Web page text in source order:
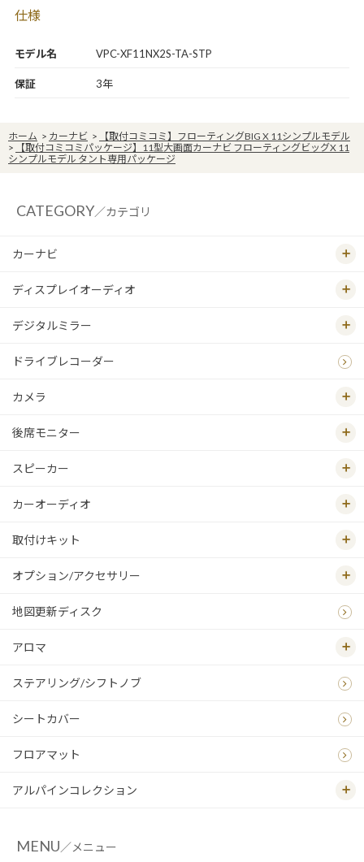
モデル名 VPC-XF11NX2S-TA-STP
仕様
保証 3年
ホーム > カーナビ >
【取付コミコミ】フローティングBIG X 11シンプルモデル
>
【取付コミコミパッケージ】11型大画面カーナビ フローティングビッグX 11
シンプルモデル タント専用パッケージ
CATEGORY／カテゴリ
カーナビ
ディスプレイオーディオ
デジタルミラー
ドライブレコーダー
カメラ
後席モニター
スピーカー
カーオーディオ
取付けキット
オプション/アクセサリー
地図更新ディスク
アロマ
ステアリング/シフトノブ
シートカバー
フロアマット
アルパインコレクション
MENU／メニュー